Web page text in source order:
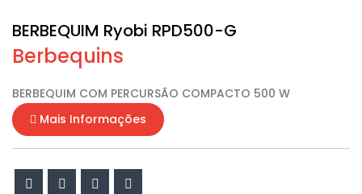
BERBEQUIM Ryobi RPD500-G
Berbequins
BERBEQUIM COM PERCURSÃO COMPACTO 500 W
Mais Informações